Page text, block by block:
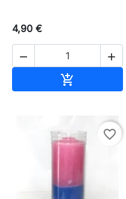
4,90 €
 

favorite_border